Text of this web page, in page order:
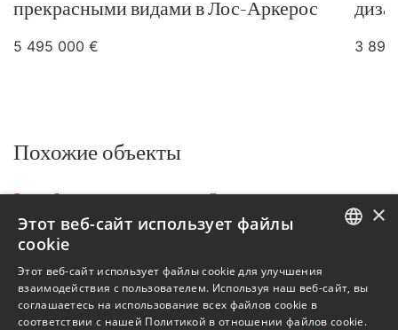
прекрасными видами в Лос-Аркерос
5 495 000 € 3
Похожие объекты
Все объекты на продажу
Бенахавис
Los Arqueros
Виллы DM5286
Объекты в Бенахавис
Виллы в Los Arqueros
SPANISH
FRENCH
×
Этот веб-сайт использует файлы
cookie
Этот веб-сайт использует файлы cookie для улучшения
взаимодействия с пользователем. Используя наш веб-сайт, вы
соглашаетесь на использование всех файлов cookie в
соответствии с нашей Политикой в ​​отношении файлов cookie.